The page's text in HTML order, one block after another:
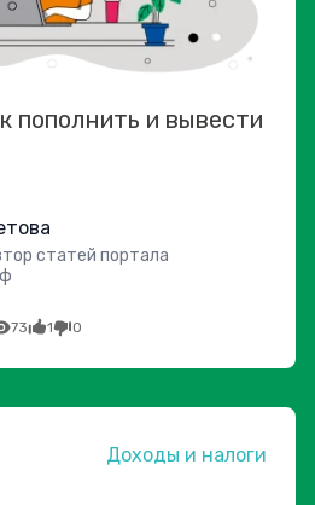
пополнить и вывести
статей портала
73 1 0
Доходы и налоги